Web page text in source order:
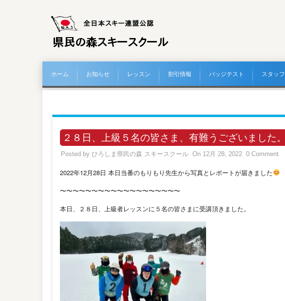
ホーム お知らせ レッスン 割引情報 バッジテスト スタッフ
２８日、上級５名の皆さま、有難うございました。
Posted by ひろしま県民の森 スキースクール On 12月 28, 2022 0 Comment
2022年12月28日 本日当番のもりもり先生から写真とレポートが届きました
〜〜〜〜〜〜〜〜〜〜〜〜〜〜〜〜〜〜〜
本日、２８日、上級者レッスンに５名の皆さまに受講頂きました。